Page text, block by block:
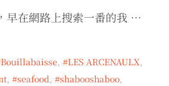
menu
menu
早在網路上搜索一番的我 …
Bouillabaisse, LES ARCENAULX,
, seafood, shabooshaboo,